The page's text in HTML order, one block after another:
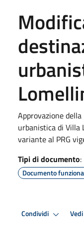
Approvazione
urbanistica di Villa
variante al PRG
Tipi di documento:
Documento
Condividi